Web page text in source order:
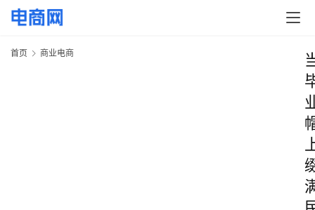
首页 商业电商